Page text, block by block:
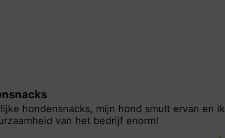
hondensnacks, mijn hond smult ervan en ik
van het bedrijf enorm!